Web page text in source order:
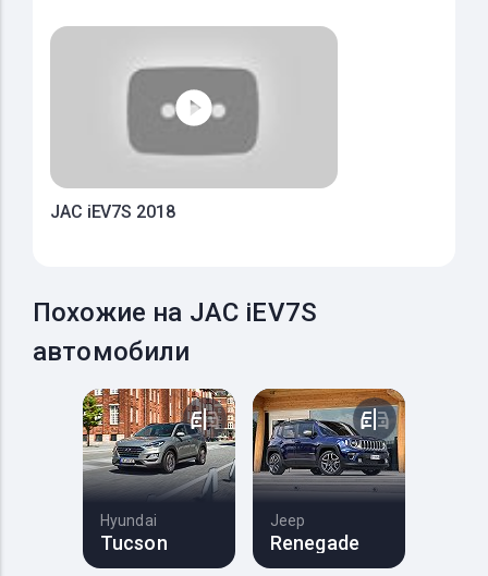
JAC iEV7S 2018
Похожие на JAC iEV7S
автомобили
Hyundai
Tucson
Jeep
Renegade